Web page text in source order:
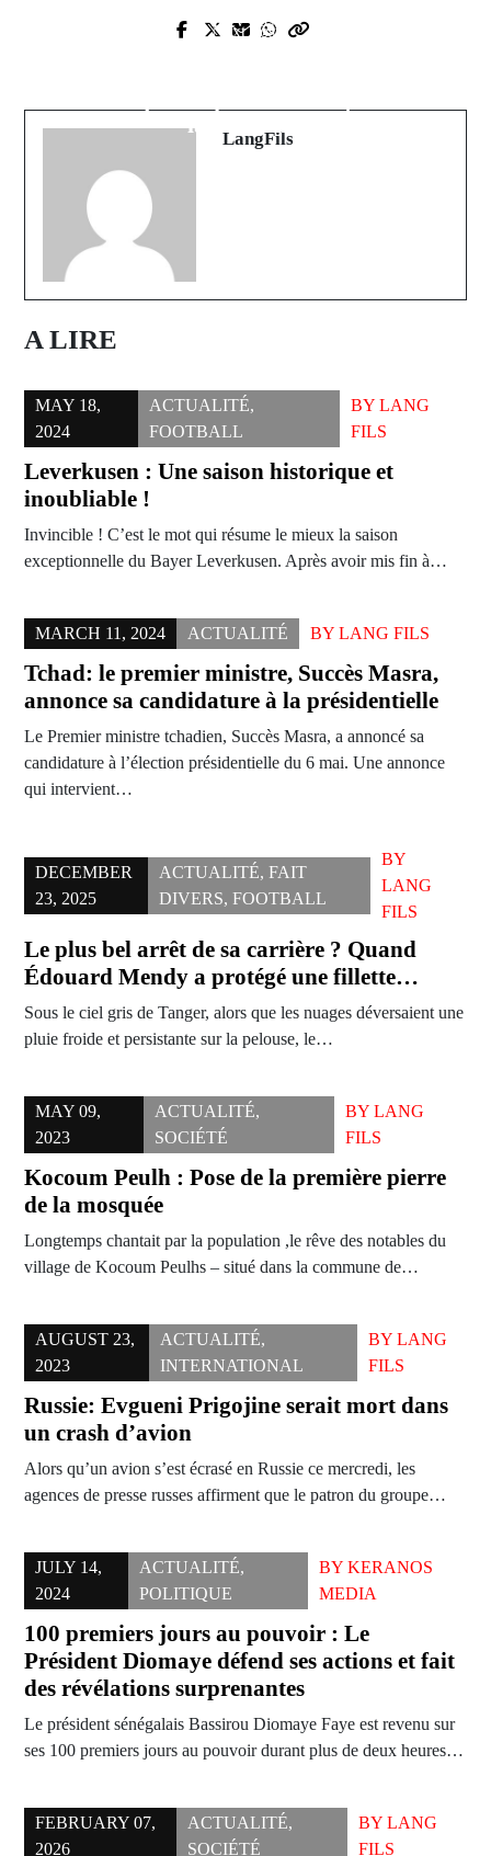
Prev Post
renforcer leur coopération
Next Post
la Palestine
LangFils
A LIRE
MAY 18,
2024
ACTUALITÉ,
FOOTBALL
BYLANG
FILS
Leverkusen : Une saison historique et
inoubliable !
Invincible ! C’est le mot qui résume le mieux la saison
exceptionnelle du Bayer Leverkusen. Après avoir mis fin à…
MARCH 11, 2024 ACTUALITÉ BY LANG FILS
Tchad: le premier ministre, Succès Masra,
annonce sa candidature à la présidentielle
Le Premier ministre tchadien, Succès Masra, a annoncé sa
candidature à l’élection présidentielle du 6 mai. Une annonce
qui intervient…
DECEMBER
23, 2025
ACTUALITÉ,FAIT
DIVERS,FOOTBALL
BY
LANG
FILS
Le plus bel arrêt de sa carrière ? Quand
Édouard Mendy a protégé une fillette…
Sous le ciel gris de Tanger, alors que les nuages déversaient une
pluie froide et persistante sur la pelouse, le…
MAY 09,
2023
ACTUALITÉ,
SOCIÉTÉ
BYLANG
FILS
Kocoum Peulh : Pose de la première pierre
de la mosquée
Longtemps chantait par la population ,le rêve des notables du
village de Kocoum Peulhs – situé dans la commune de…
AUGUST 23,
2023
ACTUALITÉ,
INTERNATIONAL
BY LANG
FILS
Russie: Evgueni Prigojine serait mort dans
un crash d’avion
Alors qu’un avion s’est écrasé en Russie ce mercredi, les
agences de presse russes affirment que le patron du groupe…
JULY 14,
2024
ACTUALITÉ,
POLITIQUE
BY KERANOS
MEDIA
100 premiers jours au pouvoir : Le
Président Diomaye défend ses actions et fait
des révélations surprenantes
Le président sénégalais Bassirou Diomaye Faye est revenu sur
ses 100 premiers jours au pouvoir durant plus de deux heures…
FEBRUARY 07,
2026
ACTUALITÉ,
SOCIÉTÉ
BYLANG
FILS